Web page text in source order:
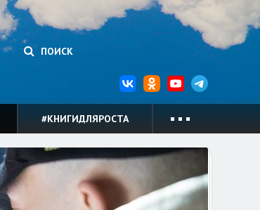
ПОИСК
#КНИГИДЛЯРОСТА